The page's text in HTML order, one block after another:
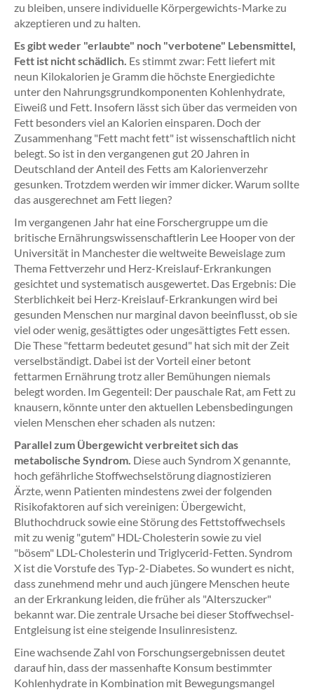
zu bleiben, unsere individuelle Körpergewichts-Marke zu
akzeptieren und zu halten.
Es gibt weder "erlaubte" noch "verbotene" Lebensmittel,
Fett ist nicht schädlich. Es stimmt zwar: Fett liefert mit
neun Kilokalorien je Gramm die höchste Energiedichte
unter den Nahrungsgrundkomponenten Kohlenhydrate,
Eiweiß und Fett. Insofern lässt sich über das vermeiden von
Fett besonders viel an Kalorien einsparen. Doch der
Zusammenhang "Fett macht fett" ist wissenschaftlich nicht
belegt. So ist in den vergangenen gut 20 Jahren in
Deutschland der Anteil des Fetts am Kalorienverzehr
gesunken. Trotzdem werden wir immer dicker. Warum sollte
das ausgerechnet am Fett liegen?
Im vergangenen Jahr hat eine Forschergruppe um die
britische Ernährungswissenschaftlerin Lee Hooper von der
Universität in Manchester die weltweite Beweislage zum
Thema Fettverzehr und Herz-Kreislauf-Erkrankungen
gesichtet und systematisch ausgewertet. Das Ergebnis: Die
Sterblichkeit bei Herz-Kreislauf-Erkrankungen wird bei
gesunden Menschen nur marginal davon beeinflusst, ob sie
viel oder wenig, gesättigtes oder ungesättigtes Fett essen.
Die These "fettarm bedeutet gesund" hat sich mit der Zeit
verselbständigt. Dabei ist der Vorteil einer betont
fettarmen Ernährung trotz aller Bemühungen niemals
belegt worden. Im Gegenteil: Der pauschale Rat, am Fett zu
knausern, könnte unter den aktuellen Lebensbedingungen
vielen Menschen eher schaden als nutzen:
Parallel zum Übergewicht verbreitet sich das
metabolische Syndrom. Diese auch Syndrom X genannte,
hoch gefährliche Stoffwechselstörung diagnostizieren
Ärzte, wenn Patienten mindestens zwei der folgenden
Risikofaktoren auf sich vereinigen: Übergewicht,
Bluthochdruck sowie eine Störung des Fettstoffwechsels
mit zu wenig "gutem" HDL-Cholesterin sowie zu viel
"bösem" LDL-Cholesterin und Triglycerid-Fetten. Syndrom
X ist die Vorstufe des Typ-2-Diabetes. So wundert es nicht,
dass zunehmend mehr und auch jüngere Menschen heute
an der Erkrankung leiden, die früher als "Alterszucker"
bekannt war. Die zentrale Ursache bei dieser Stoffwechsel-
Entgleisung ist eine steigende Insulinresistenz.
Eine wachsende Zahl von Forschungsergebnissen deutet
darauf hin, dass der massenhafte Konsum bestimmter
Kohlenhydrate in Kombination mit Bewegungsmangel